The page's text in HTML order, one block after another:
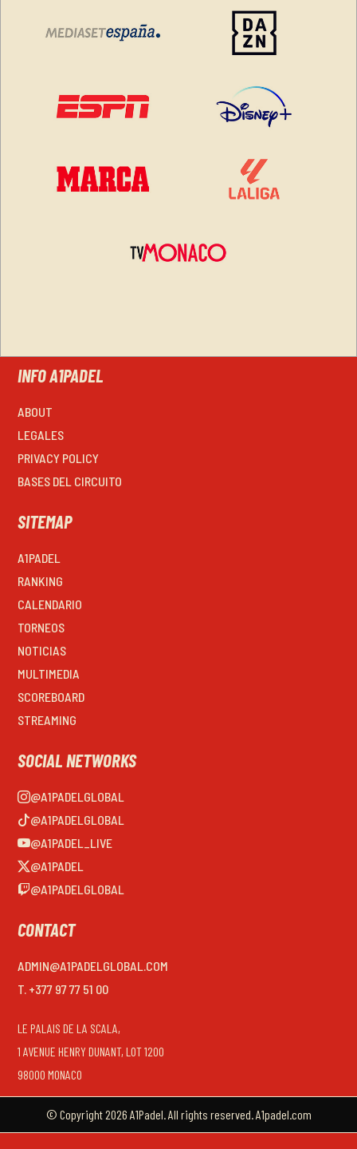
INFO A1PADEL
ABOUT
LEGALES
PRIVACY POLICY
BASES DEL CIRCUITO
SITEMAP
A1PADEL
RANKING
CALENDARIO
TORNEOS
NOTICIAS
MULTIMEDIA
SCOREBOARD
STREAMING
SOCIAL NETWORKS
@A1PADELGLOBAL
@A1PADELGLOBAL
@A1PADEL_LIVE
@A1PADEL
@A1PADELGLOBAL
CONTACT
ADMIN@A1PADELGLOBAL.COM
T. +377 97 77 51 00
LE PALAIS DE LA SCALA,
1 AVENUE HENRY DUNANT, LOT 1200
98000 MONACO
© Copyright 2026 A1Padel. All rights reserved. A1padel.com